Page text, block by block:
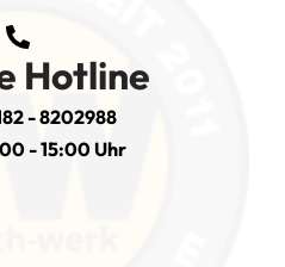
Hotline
- 8202988
- 15:00 Uhr